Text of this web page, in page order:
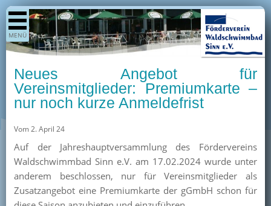
MENÜ
Shop
Aktuelles
Termine
Berichte
/ Preise
Kurse
Neues Angebot für
Vereinsmitglieder: Premiumkarte –
nur noch kurze Anmeldefrist
Vom 2. April 24
Auf der Jahreshauptversammlung des Fördervereins
Waldschwimmbad Sinn e.V. am 17.02.2024 wurde unter
anderem beschlossen, nur für Vereinsmitglieder als
Zusatzangebot eine Premiumkarte der gGmbH schon für